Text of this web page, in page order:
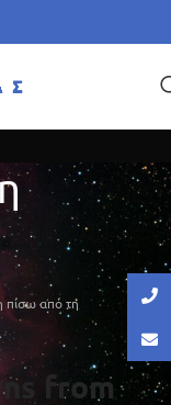
πίσω από τη
from